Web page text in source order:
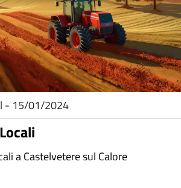
- 15/01/2024
a Castelvetere sul Calore